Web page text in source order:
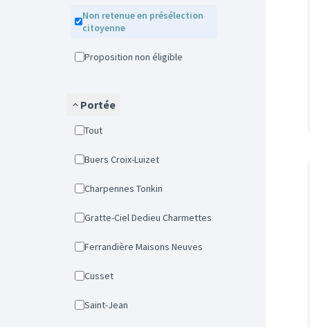
Non retenue en présélection
citoyenne
Proposition non éligible
Portée
Tout
Buers Croix-Luizet
Charpennes Tonkin
Gratte-Ciel Dedieu Charmettes
Ferrandière Maisons Neuves
Cusset
Saint-Jean